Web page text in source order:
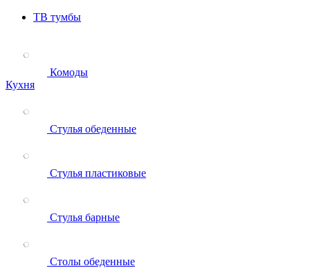
ТВ тумбы
Комоды
Кухня
Стулья обеденные
Стулья пластиковые
Стулья барные
Столы обеденные